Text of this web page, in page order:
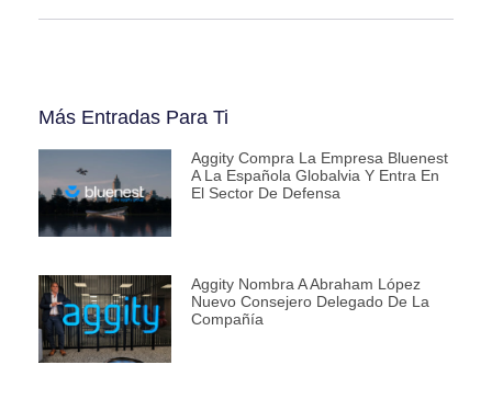
Más Entradas Para Ti
Aggity Compra La Empresa Bluenest
A La Española Globalvia Y Entra En
El Sector De Defensa
Aggity Nombra A Abraham López
Nuevo Consejero Delegado De La
Compañía